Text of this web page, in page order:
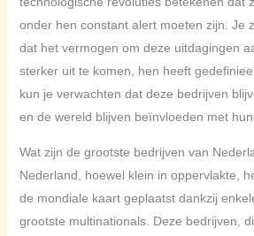
onder hen constant alert moeten zijn. Je
dat het vermogen om deze uitdagingen
sterker uit te komen, hen heeft
kun je verwachten dat deze bedrijven
en de wereld blijven beïnvloeden met
Wat zijn de grootste bedrijven van
Nederland, hoewel klein in oppervlakte,
de mondiale kaart geplaatst dankzij
grootste multinationals. Deze bedrijven,